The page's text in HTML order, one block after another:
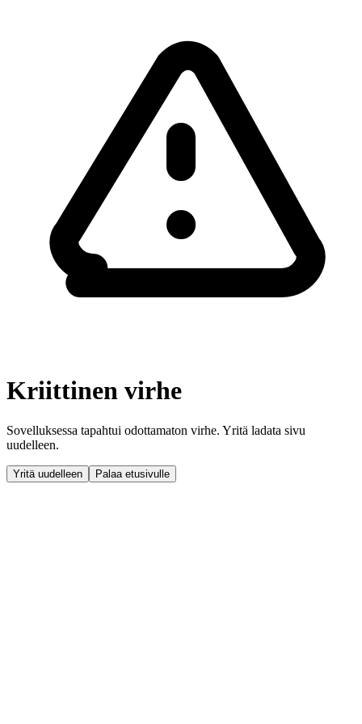
Kriittinen virhe
Sovelluksessa tapahtui odottamaton virhe. Yritä ladata sivu
uudelleen.
Yritä uudelleen Palaa etusivulle